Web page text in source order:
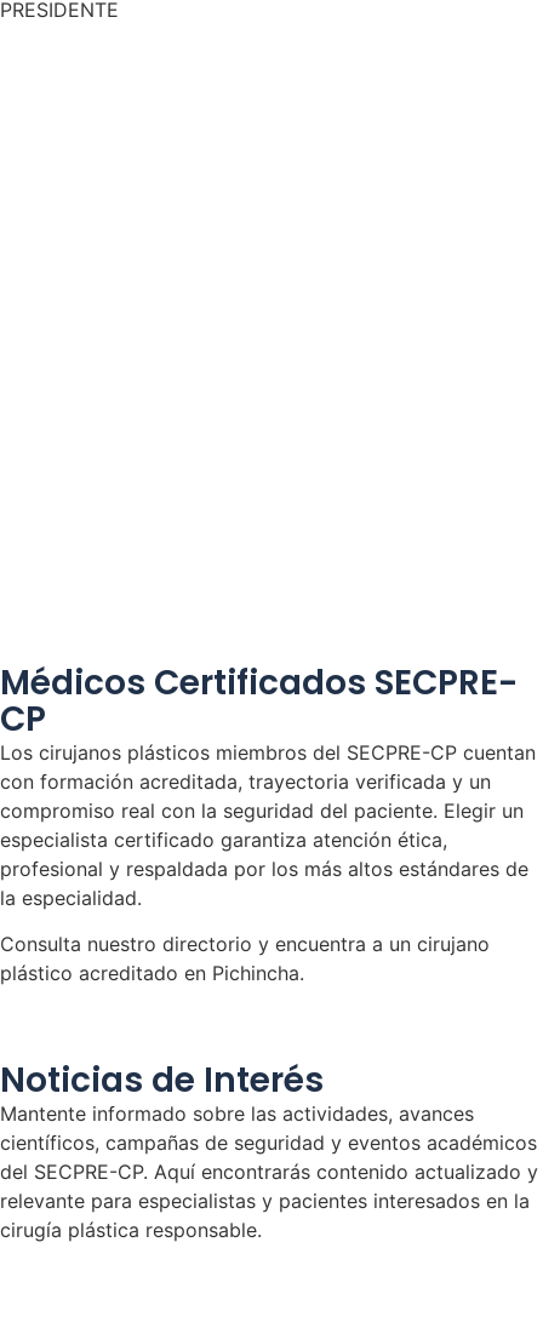
PRESIDENTE
Médicos Certificados SECPRE-
CP
Los cirujanos plásticos miembros del SECPRE-CP cuentan
con formación acreditada, trayectoria verificada y un
compromiso real con la seguridad del paciente. Elegir un
especialista certificado garantiza atención ética,
profesional y respaldada por los más altos estándares de
la especialidad.
Consulta nuestro directorio y encuentra a un cirujano
plástico acreditado en Pichincha.
Noticias de Interés
Mantente informado sobre las actividades, avances
científicos, campañas de seguridad y eventos académicos
del SECPRE-CP. Aquí encontrarás contenido actualizado y
relevante para especialistas y pacientes interesados en la
cirugía plástica responsable.